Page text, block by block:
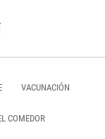
VACUNACIÓN
COMEDOR